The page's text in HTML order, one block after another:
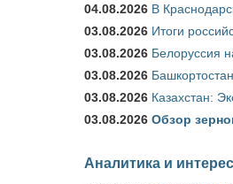
04.08.2026 В
03.08.2026 Итоги
03.08.2026 Белоруссия
03.08.2026
03.08.2026 Казахстан:
03.08.2026 Обзор
Аналитика и